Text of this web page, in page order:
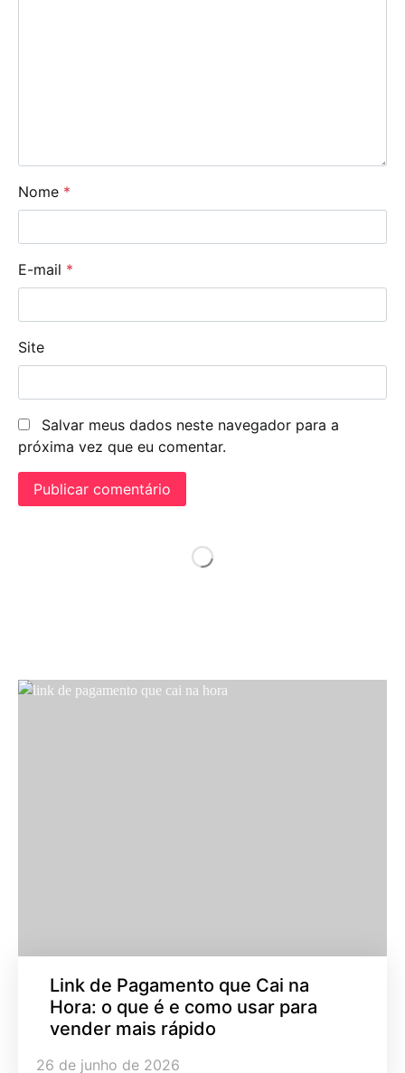
Nome *
E-mail *
Site
Salvar meus dados neste navegador para a
próxima vez que eu comentar.
Link de Pagamento que Cai na
Hora: o que é e como usar para
vender mais rápido
26 de junho de 2026